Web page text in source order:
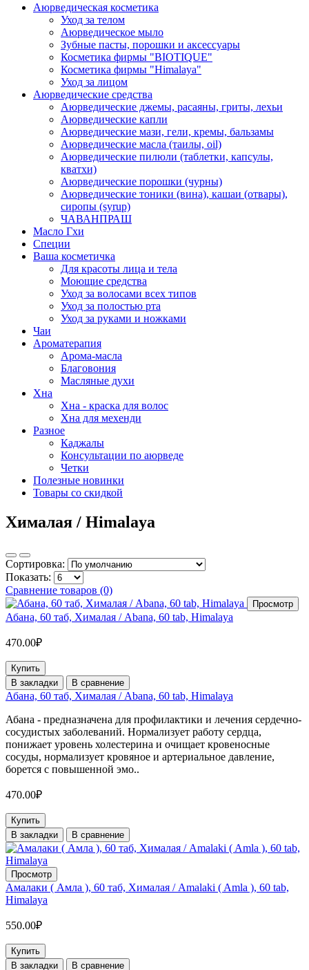
Аюрведическая косметика
Уход за телом
Аюрведическое мыло
Зубные пасты, порошки и аксессуары
Косметика фирмы "BIOTIQUE"
Косметика фирмы "Himalaya"
Уход за лицом
Аюрведические средства
Аюрведические джемы, расаяны, гриты, лехьи
Аюрведические капли
Аюрведические мази, гели, кремы, бальзамы
Аюрведические масла (таилы, оil)
Аюрведические пилюли (таблетки, капсулы,
кватхи)
Аюрведические порошки (чурны)
Аюрведические тоники (вина), кашаи (отвары),
сиропы (syrup)
ЧАВАНПРАШ
Масло Гхи
Специи
Ваша косметичка
Для красоты лица и тела
Моющие средства
Уход за волосами всех типов
Уход за полостью рта
Уход за руками и ножками
Чаи
Ароматерапия
Арома-масла
Благовония
Масляные духи
Хна
Хна - краска для волос
Хна для мехенди
Разное
Каджалы
Консультации по аюрведе
Четки
Полезные новинки
Товары со скидкой
Хималая / Himalaya
Сортировка:
Показать:
Сравнение товаров (0)
Просмотр
Абана, 60 таб, Хималая / Abana, 60 tab, Himalaya
470.00₽
Купить
В закладки
В сравнение
Абана, 60 таб, Хималая / Abana, 60 tab, Himalaya
Абана - предназначена для профилактики и лечения сердечно-
сосудистых заболеваний. Нормализует работу сердца,
понижает уровень холестерина и очищает кровеносные
сосуды, нормализует кровяное и артериальное давление,
борется с повышенной эмо..
470.00₽
Купить
В закладки
В сравнение
Просмотр
Амалаки ( Амла ), 60 таб, Хималая / Amalaki ( Amla ), 60 tab,
Himalaya
550.00₽
Купить
В закладки
В сравнение